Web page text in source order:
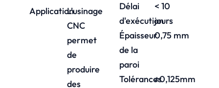
ApplicationL'usinage
CNC
permet
de
produire
des
Délai
d'exécution
< 10
jours
Épaisseur
de la
paroi
0,75 mm
Tolérances±0,125mm